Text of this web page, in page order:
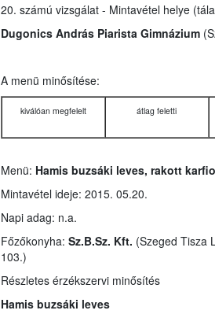
20. számú vizsgálat - Mintavétel helye
Dugonics András Piarista Gimnázium
A menü minősítése:
kiválóan megfelelt átlag feletti
Menü: Hamis buzsáki leves, rakott
Mintavétel ideje: 2015. 05.20.
Napi adag: n.a.
Főzőkonyha: Sz.B.Sz. Kft. (Szeged Tisza
103.)
Részletes érzékszervi minősítés
Hamis buzsáki leves